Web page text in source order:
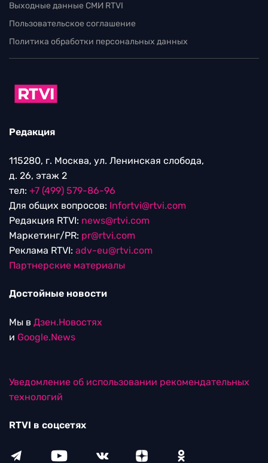
Выходные данные СМИ RTVI
Пользовательское соглашение
Политика обработки персональных данных
Редакция
115280, г. Москва, ул. Ленинская слобода,
д. 26, этаж 2
тел: +7 (499) 579-86-96
Для общих вопросов: Infortvi@rtvi.com
Редакция RTVI: news@rtvi.com
Маркетинг/PR: pr@rtvi.com
Реклама RTVI: adv-eu@rtvi.com
Партнерские материалы
Достойные новости
Мы в Дзен.Новостях
и Google.News
Уведомление об использовании рекомендательных
технологий
RTVI в соцсетях